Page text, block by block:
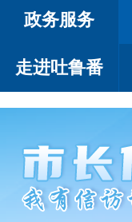
政务服务
走进吐鲁番